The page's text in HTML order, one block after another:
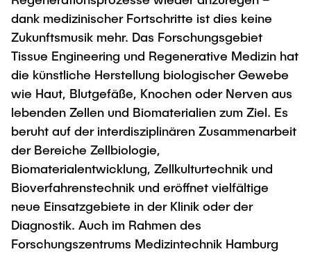
dank medizinischer Fortschritte ist dies keine
Zukunftsmusik mehr. Das Forschungsgebiet
Tissue Engineering und Regenerative Medizin hat
die künstliche Herstellung biologischer Gewebe
wie Haut, Blutgefäße, Knochen oder Nerven aus
lebenden Zellen und Biomaterialien zum Ziel. Es
beruht auf der interdisziplinären Zusammenarbeit
der Bereiche Zellbiologie,
Biomaterialentwicklung, Zellkulturtechnik und
Bioverfahrenstechnik und eröffnet vielfältige
neue Einsatzgebiete in der Klinik oder der
Diagnostik. Auch im Rahmen des
Forschungszentrums Medizintechnik Hamburg